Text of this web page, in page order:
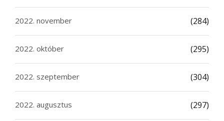
2022. november (284)
2022. október (295)
2022. szeptember (304)
2022. augusztus (297)